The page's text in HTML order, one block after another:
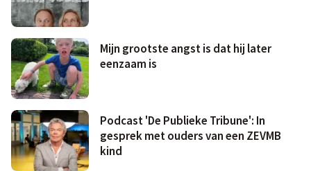
Mijn grootste angst is dat hij later
eenzaam is
Podcast 'De Publieke Tribune': In
gesprek met ouders van een ZEVMB
kind